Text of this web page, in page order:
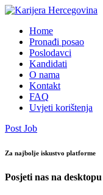
Home
Pronađi posao
Poslodavci
Kandidati
O nama
Kontakt
FAQ
Uvjeti korištenja
Post Job
Za najbolje iskustvo platforme
Posjeti nas na desktopu